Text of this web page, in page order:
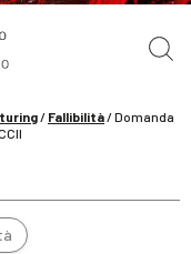
Artificiale
/ Fallibilità/Domanda